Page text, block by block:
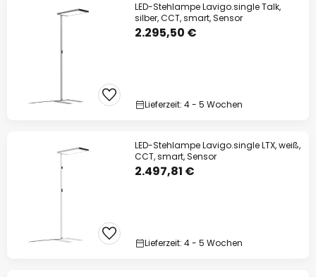
LED-Stehlampe Lavigo.single Talk,
silber, CCT, smart, Sensor
2.295,50 €
Lieferzeit: 4 - 5 Wochen
LED-Stehlampe Lavigo.single LTX, weiß,
CCT, smart, Sensor
2.497,81 €
Lieferzeit: 4 - 5 Wochen